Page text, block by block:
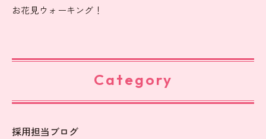
お花見ウォーキング！
Category
採用担当ブログ